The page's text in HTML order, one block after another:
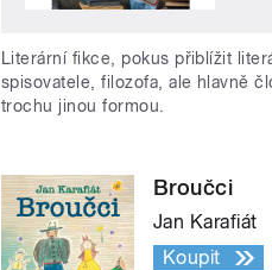
Literární fikce, pokus přiblížit
spisovatele, filozofa, ale hlavně
trochu jinou formou.
Broučci
Jan Karafiát
Koupit